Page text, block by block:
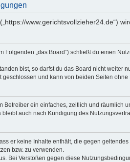
www.gerichtsvollzieher24.de“)
Folgenden „das Board“) schließt du einen
bist, so darfst du das Board nicht weiter
und kann von beiden Seiten
Betreiber ein einfaches, zeitlich und
auch nach Kündigung des
er keine Inhalte enthält, die gegen
bzw. zu verwenden.
Bei Verstößen gegen diese